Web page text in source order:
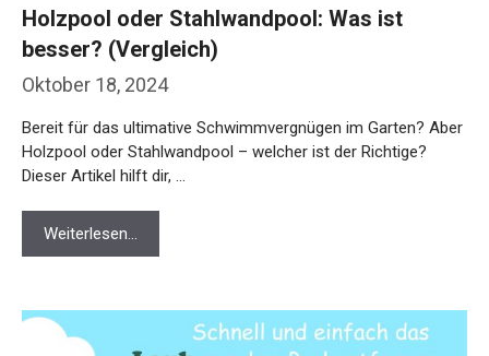
Oktober 18, 2024
Holzpool oder Stahlwandpool: Was ist
besser? (Vergleich)
Bereit für das ultimative Schwimmvergnügen im Garten? Aber
Holzpool oder Stahlwandpool – welcher ist der Richtige?
Dieser Artikel hilft dir, …
Weiterlesen…